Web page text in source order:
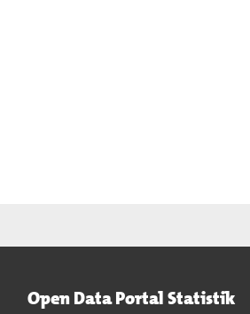
Open Data Portal Statistik